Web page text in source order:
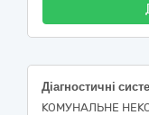
Діагностичні
КОМУНАЛЬНЕ